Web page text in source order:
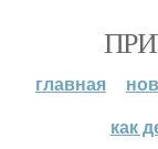
главная
как